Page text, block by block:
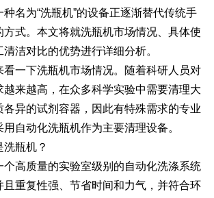
名为“洗瓶机”的设备正逐渐替代传统手
方式。本文将就洗瓶机市场情况、具体使
洁对比的优势进行详细分析。
一下洗瓶机市场情况。随着科研人员对
越来越高，在众多科学实验中需要清理大
各异的试剂容器，因此有特殊需求的专业
自动化洗瓶机作为主要清理设备。
瓶机？
高质量的实验室级别的自动化洗涤系统
且重复性强、节省时间和力气，并符合环